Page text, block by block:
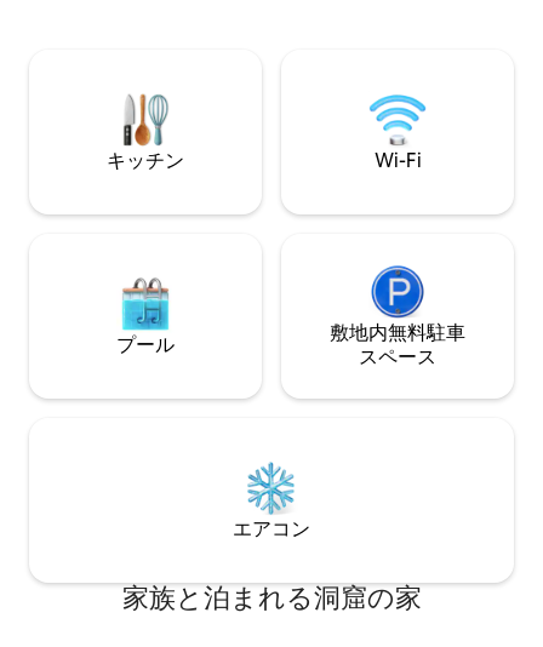
キッチン Wi-Fi
プール
敷地内無料駐⁠車
ス⁠ペ⁠ー⁠ス
エアコン
家族と泊まれる洞窟の家